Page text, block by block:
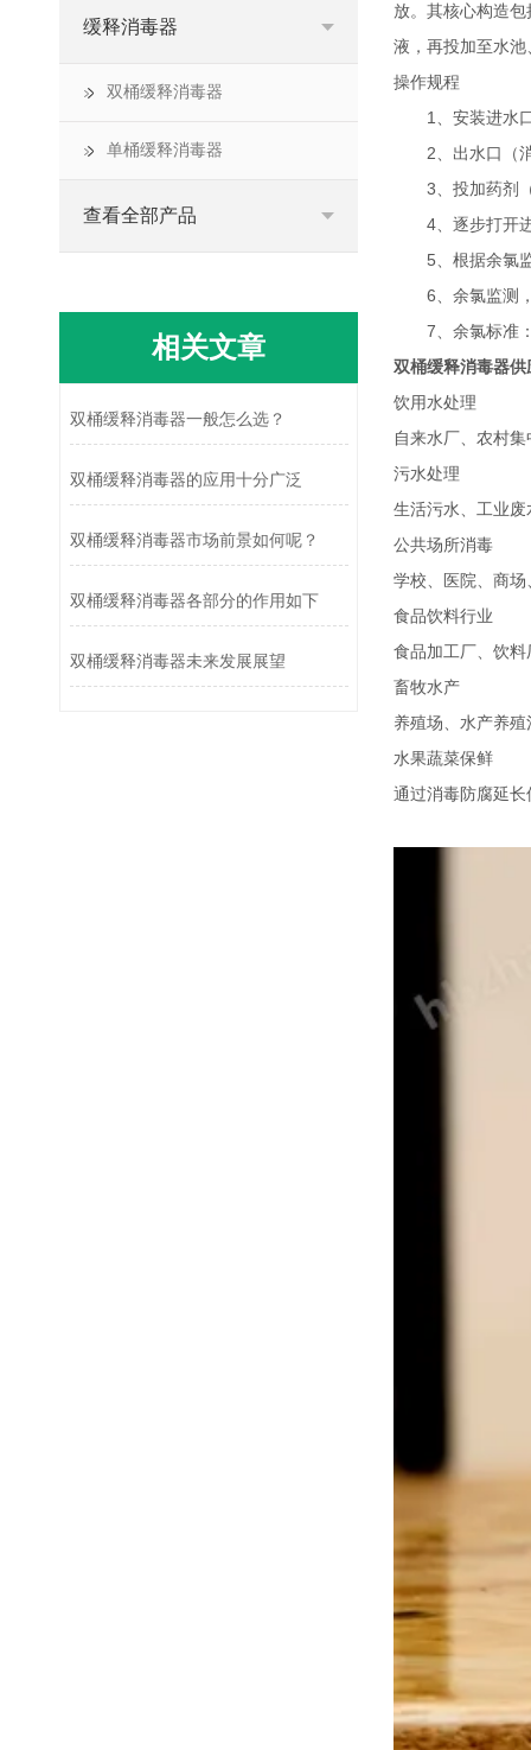
放。其核心构造
液，再投加至水
操作规程
1、安装进水口
2、出水口（消
3、投加药剂（
4、逐步打开进
5、根据余氯监
6、余氯监测，
7、余氯标准：
双桶缓释消毒器供
饮用水处理
自来水厂、农村
污水处理
生活污水、工业
公共场所消毒
学校、医院、商
食品饮料行业
食品加工厂、饮
畜牧水产
养殖场、水产养
水果蔬菜保鲜
通过消毒防腐延
缓释消毒器
双桶缓释消毒器
单桶缓释消毒器
查看全部产品
相关文章
双桶缓释消毒器一般怎么选？
双桶缓释消毒器的应用十分广泛
双桶缓释消毒器市场前景如何呢？
双桶缓释消毒器各部分的作用如下
双桶缓释消毒器未来发展展望